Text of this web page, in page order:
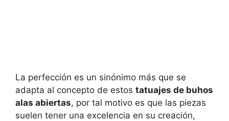
La perfección es un sinónimo más que se
adapta al concepto de estos tatuajes de buhos
alas abiertas, por tal motivo es que las piezas
suelen tener una excelencia en su creación,